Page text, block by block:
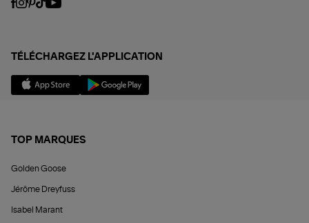
TÉLÉCHARGEZ L'APPLICATION
TOP MARQUES
Golden Goose
Jérôme Dreyfuss
Isabel Marant